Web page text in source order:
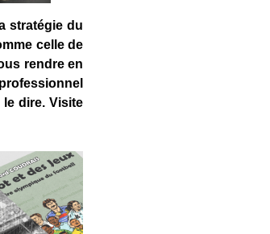
stratégie du
celle de
rendre en
dire. Visite